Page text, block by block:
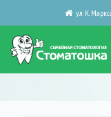
ул. К.